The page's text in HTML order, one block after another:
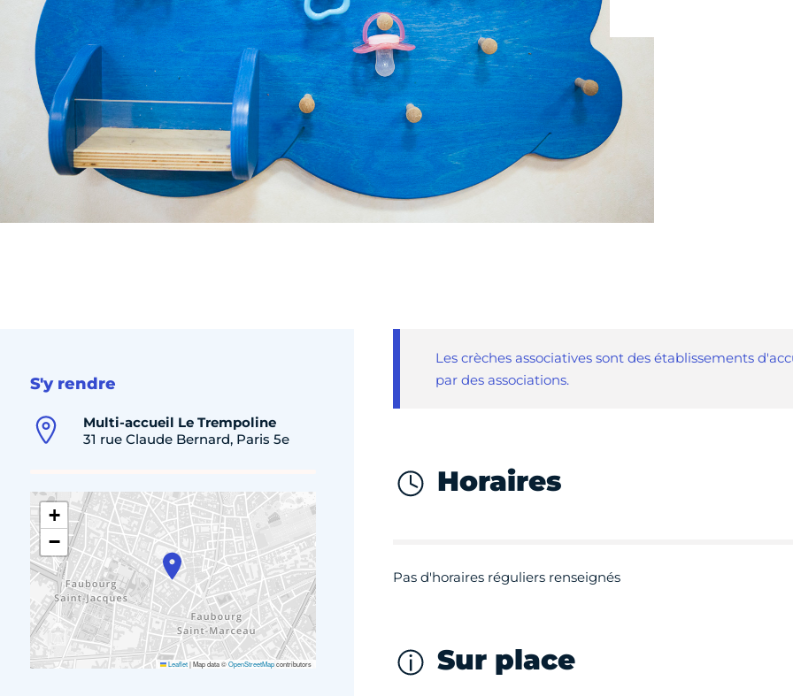
S'y rendre
Multi-accueil Le Trempoline
31 rue Claude Bernard, Paris 5e
+
−
Leaflet|Map data ©OpenStreetMapcontributors
Les crèches associatives sont des établissements
par des associations.
Horaires
Pas d'horaires réguliers renseignés
Sur place